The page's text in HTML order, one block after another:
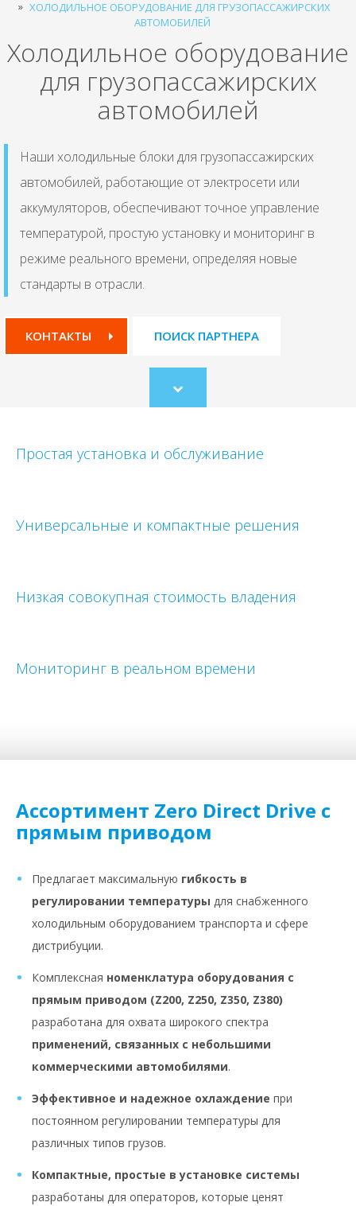
ХОЛОДИЛЬНОЕ ОБОРУДОВАНИЕ ДЛЯ ГРУЗОПАССАЖИРСКИХ
АВТОМОБИЛЕЙ
Холодильное оборудование
для грузопассажирских
автомобилей
Наши холодильные блоки для грузопассажирских
автомобилей, работающие от электросети или
аккумуляторов, обеспечивают точное управление
температурой, простую установку и мониторинг в
режиме реального времени, определяя новые
стандарты в отрасли.
КОНТАКТЫ ПОИСК ПАРТНЕРА
Scroll
to
Простая установка и обслуживание
Универсальные и компактные решения
Низкая совокупная стоимость владения
Мониторинг в реальном времени
Ассортимент Zero Direct Drive с
прямым приводом
Предлагает максимальную гибкость в
регулировании температуры для снабженного
холодильным оборудованием транспорта и сфере
дистрибуции.
Комплексная номенклатура оборудования с
прямым приводом (Z200, Z250, Z350, Z380)
разработана для охвата широкого спектра
применений, связанных с небольшими
коммерческими автомобилями.
Эффективное и надежное охлаждение при
постоянном регулировании температуры для
различных типов грузов.
Компактные, простые в установке системы
разработаны для операторов, которые ценят